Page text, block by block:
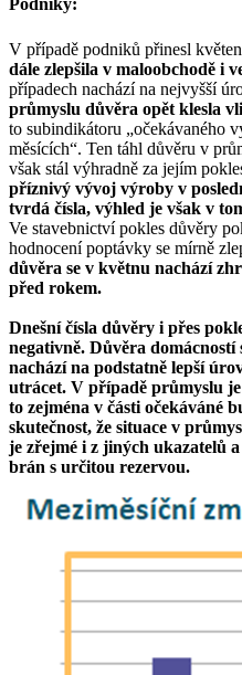
Podniky:
V případě podniků přinesl
dále zlepšila v maloobchodě i
případech nachází na nejvyšší
průmyslu důvěra opět klesla
to subindikátoru „očekávaného
měsících“. Ten táhl důvěru v
však stál výhradně za jejím
příznivý vývoj výroby v
tvrdá čísla, výhled je však v
Ve stavebnictví pokles důvěry
hodnocení poptávky se mírně
důvěra se v květnu nachází
před rokem.
Dnešní čísla důvěry i přes
negativně. Důvěra
nachází na podstatně lepší
utrácet. V případě průmyslu
to zejména v části očekáváné
skutečnost, že situace v
je zřejmé i z jiných ukazatelů
brán s určitou rezervou.